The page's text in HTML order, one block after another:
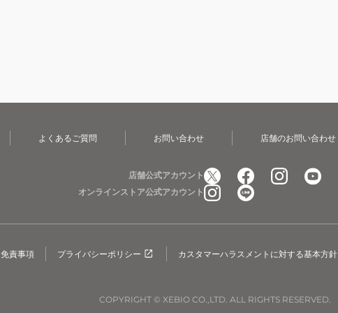
よくあるご質問 お問い合わせ 店舗のお問い合わせ
店舗公式アカウント
オンラインストア公式アカウント
免責事項 プライバシーポリシー カスタマーハラスメントに対する基本方針
COPYRIGHT © XEBIO CO.,LTD. ALL RIGHTS RESERVED.